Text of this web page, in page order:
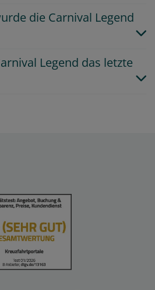
die Carnival Legend
Legend das letzte